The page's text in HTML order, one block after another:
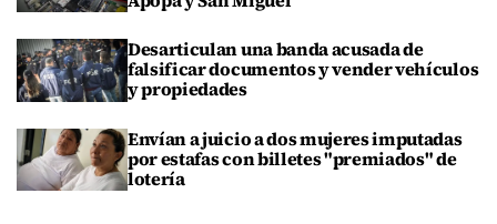
Desarticulan una banda acusada de
falsificar documentos y vender vehículos
y propiedades
Envían a juicio a dos mujeres imputadas
por estafas con billetes "premiados" de
lotería